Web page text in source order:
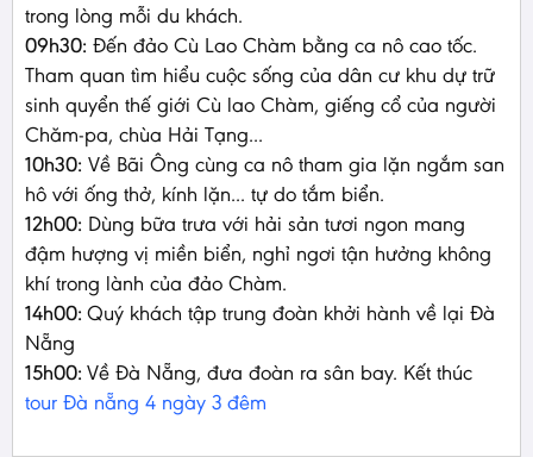
trong lòng mỗi du khách.
09h30: Đến đảo Cù Lao Chàm bằng ca nô cao tốc.
Tham quan tìm hiểu cuộc sống của dân cư khu dự trữ
sinh quyển thế giới Cù lao Chàm, giếng cổ của người
Chăm-pa, chùa Hải Tạng...
10h30: Về Bãi Ông cùng ca nô tham gia lặn ngắm san
hô với ống thở, kính lặn... tự do tắm biển.
12h00: Dùng bữa trưa với hải sản tươi ngon mang
đậm hượng vị miền biển, nghỉ ngơi tận hưởng không
khí trong lành của đảo Chàm.
14h00: Quý khách tập trung đoàn khởi hành về lại Đà
Nẵng
15h00: Về Đà Nẵng, đưa đoàn ra sân bay. Kết thúc
tour Đà nẵng 4 ngày 3 đêm